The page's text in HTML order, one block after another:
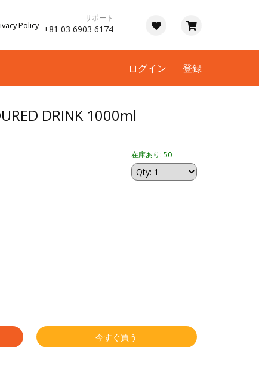
Policy
サポート
+81 03 6903 6174
ログイン 登録
DRINK 1000ml
在庫あり: 50
今すぐ買う